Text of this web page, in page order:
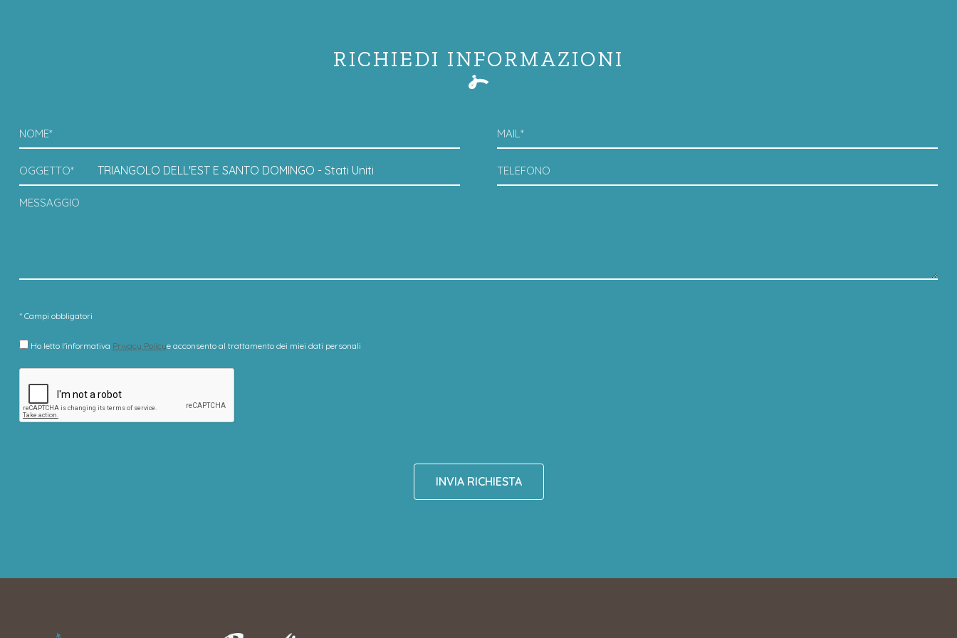
RICHIEDI INFORMAZIONI
NOME* MAIL*
OGGETTO* TELEFONO
MESSAGGIO
* Campi obbligatori
Ho letto l'informativa Privacy Policye acconsento al trattamento dei miei dati personali
INVIA RICHIESTA